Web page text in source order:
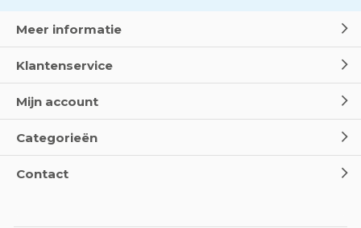
Meer informatie
Klantenservice
Mijn account
Categorieën
Contact